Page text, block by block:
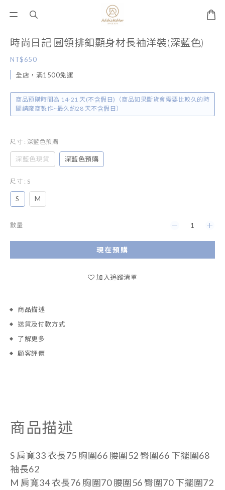
時尚日記 圓領排釦顯身材長袖洋裝(深藍色)
NT$650
全店，滿1500免運
商品預購時間為 14-21 天(不含假日)（商品如果斷貨會需要比較久的時
間請廠商製作~最久約28 天不含假日）
尺寸 : 深藍色預購
深藍色現貨 深藍色預購
尺寸 : S
S M
數量
現在預購
加入追蹤清單
商品描述
送貨及付款方式
了解更多
顧客評價
商品描述
S 肩寬33 衣長75 胸圍66 腰圍52 臀圍66 下擺圍68
袖長62
M 肩寬34 衣長76 胸圍70 腰圍56 臀圍70 下擺圍72